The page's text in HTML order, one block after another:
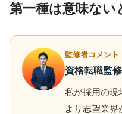
第一種は意味ない
監修者コメント
資格転職監
私が採用の現
より志望業界